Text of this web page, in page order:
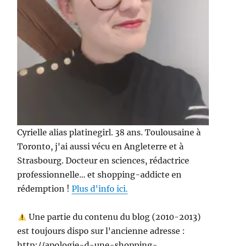
Cyrielle alias platinegirl. 38 ans. Toulousaine à
Toronto, j'ai aussi vécu en Angleterre et à
Strasbourg. Docteur en sciences, rédactrice
professionnelle... et shopping-addicte en
rédemption !Plus d'info ici.
Une partie du contenu du blog (2010-2013)
est toujours dispo sur l'ancienne adresse :